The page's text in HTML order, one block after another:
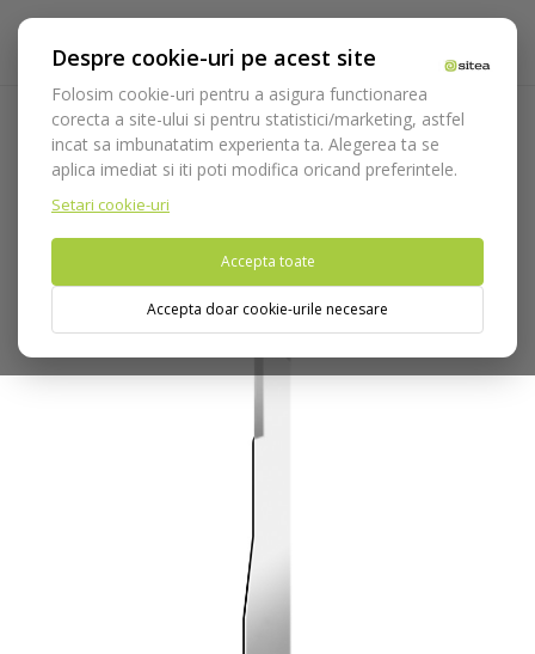
Despre cookie-uri pe acest site
Folosim cookie-uri pentru a asigura functionarea
corecta a site-ului si pentru statistici/marketing, astfel
incat sa imbunatatim experienta ta. Alegerea ta se
aplica imediat si iti poti modifica oricand preferintele.
Setari cookie-uri
Accepta toate
Accepta doar cookie-urile necesare
Acasa Instrumentar Chirurgie si implantologie
Bisturiu
Microlame cod 3638/64
Nu puteti plasa comenzi din tara din care accesati website-ul